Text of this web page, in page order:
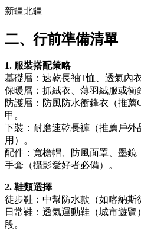
新疆北疆
二、行前準備清單
1. 服裝搭配策略
基礎層：速乾長袖T恤、透氣內
保暖層：抓絨衣、薄羽絨服或衝
防護層：防風防水衝鋒衣（推
甲。
下裝：耐磨速乾長褲（推薦戶
用）。
配件：寬檐帽、防風面罩、墨鏡
手套（攝影愛好者必備）。
2. 鞋類選擇
徒步鞋：中幫防水款（如喀納斯
日常鞋：透氣運動鞋（城市遊
段。